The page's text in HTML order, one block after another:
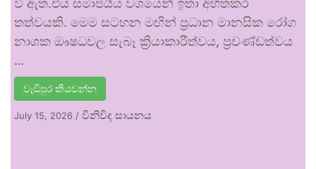
වී ඇත.එය සමාජයීය වශයෙන් ඉතා අහිතකර
තත්වයකි. මෙම සටහන මඟින් ප්‍රධාන මානසික රෝග
නාශක ඖෂධවල සැබෑ ක්‍රියාකාරීත්වය, ප්‍රචණ්ඩත්වය
…
වැඩිපුර කියවන්න
July 15, 2026 / විනිවිද සායනය